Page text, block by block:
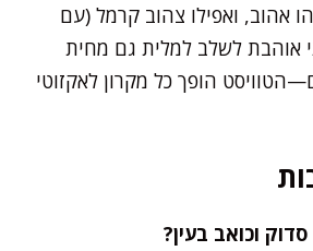
אהוב, ואפילו צהוב קרמל (עם
אוהבת לשלב למלית גם מחית
הופך כל מקרון לאקזוטי